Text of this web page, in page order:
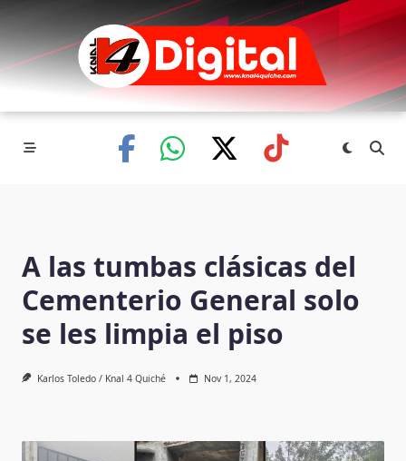
Skip
content
A las tumbas clásicas del
Cementerio General solo
se les limpia el piso
Karlos Toledo / Knal 4 Quiché Nov 1, 2024